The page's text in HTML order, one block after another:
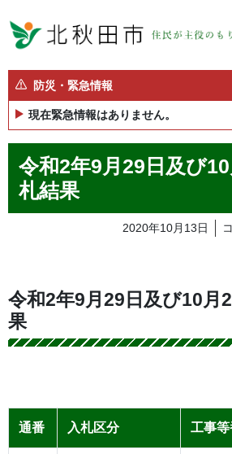
防災・緊急情報
現在緊急情報はありません。
令和2年9月29日及び
札結果
2020年10月13日
令和2年9月29日及び10月
果
通番 入札区分 工事